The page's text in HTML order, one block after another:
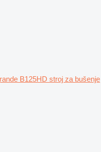
B125HD stroj za bušenje